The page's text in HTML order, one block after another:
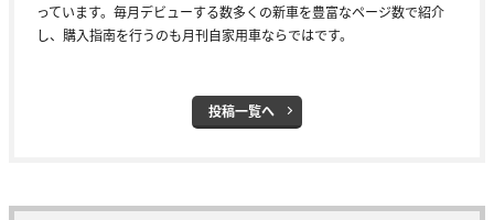
っています。毎月デビューする数多くの新車を豊富なページ数で紹介
し、購入指南を行うのも月刊自家用車ならではです。
投稿一覧へ